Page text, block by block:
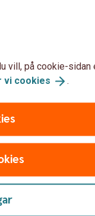
det
vill, på cookie-sidan
vi cookies .